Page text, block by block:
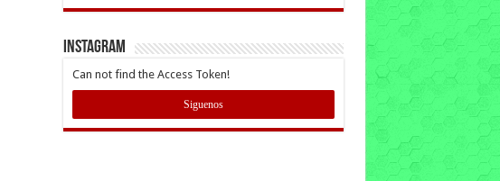
INSTAGRAM
Can not find the Access Token!
Siguenos